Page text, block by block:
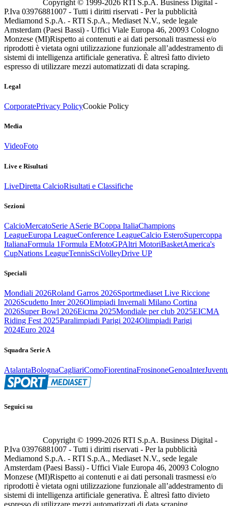
Copyright © 1999-2026 RTI S.p.A. Business Digital -
P.Iva 03976881007 - Tutti i diritti riservati - Per la pubblicità
Mediamond S.p.A. - RTI S.p.A., Mediaset N.V., sede legale
Amsterdam (Paesi Bassi) - Uffici Viale Europa 46, 20093 Cologno
Monzese (MI)Rispetto ai contenuti e ai dati personali trasmessi e/o
riprodotti è vietata ogni utilizzazione funzionale all’addestramento di
sistemi di intelligenza artificiale generativa. È altresì fatto divieto
espresso di utilizzare mezzi automatizzati di data scraping.
Legal
CorporatePrivacy PolicyCookie Policy
Media
VideoFoto
Live e Risultati
LiveDiretta CalcioRisultati e Classifiche
Sezioni
CalcioMercatoSerie ASerie BCoppa ItaliaChampions
LeagueEuropa LeagueConference LeagueCalcio EsteroSupercoppa
ItalianaFormula 1Formula EMotoGPAltri MotoriBasketAmerica's
CupNations LeagueTennisSciVolleyDrive UP
Speciali
Mondiali 2026Roland Garros 2026Sportmediaset Live Riccione
2026Scudetto Inter 2026Olimpiadi Invernali Milano Cortina
2026Super Bowl 2026Eicma 2025Mondiale per club 2025EICMA
Riding Fest 2025Paralimpiadi Parigi 2024Olimpiadi Parigi
2024Euro 2024
Squadra Serie A
AtalantaBolognaCagliariComoFiorentinaFrosinoneGenoaInter
Seguici su
Copyright © 1999-2026 RTI S.p.A. Business Digital -
P.Iva 03976881007 - Tutti i diritti riservati - Per la pubblicità
Mediamond S.p.A. - RTI S.p.A., Mediaset N.V., sede legale
Amsterdam (Paesi Bassi) - Uffici Viale Europa 46, 20093 Cologno
Monzese (MI)Rispetto ai contenuti e ai dati personali trasmessi e/o
riprodotti è vietata ogni utilizzazione funzionale all’addestramento di
sistemi di intelligenza artificiale generativa. È altresì fatto divieto
espresso di utilizzare mezzi automatizzati di data scraping.